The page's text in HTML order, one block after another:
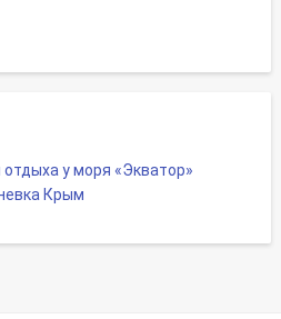
у моря «Экватор»
Крым